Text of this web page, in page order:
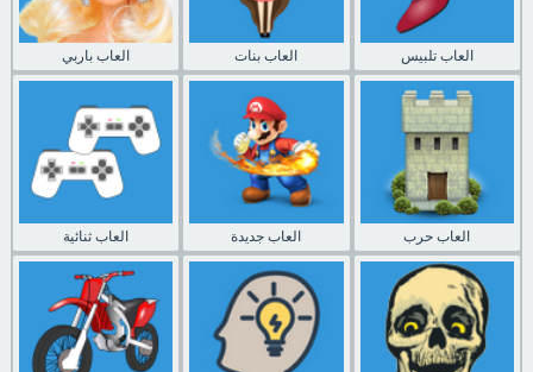
العاب باربي العاب بنات العاب تلبيس
العاب ثنائية العاب جديدة العاب حرب